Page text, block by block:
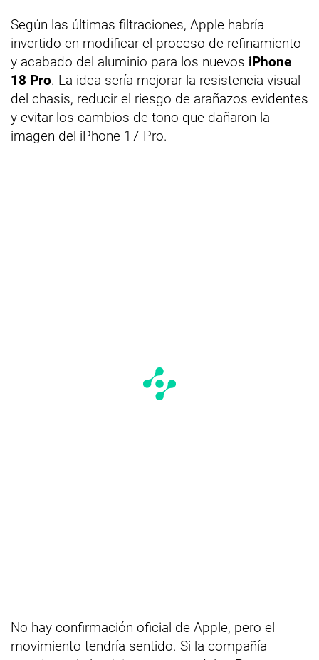
Según las últimas filtraciones, Apple habría
invertido en modificar el proceso de refinamiento
y acabado del aluminio para los nuevos iPhone
18 Pro. La idea sería mejorar la resistencia visual
del chasis, reducir el riesgo de arañazos evidentes
y evitar los cambios de tono que dañaron la
imagen del iPhone 17 Pro.
No hay confirmación oficial de Apple, pero el
movimiento tendría sentido. Si la compañía